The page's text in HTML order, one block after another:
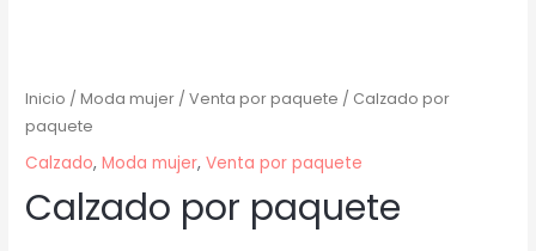
Inicio /Moda mujer /Venta por paquete / Calzado por
paquete
Calzado,Moda mujer,Venta por paquete
Calzado por paquete